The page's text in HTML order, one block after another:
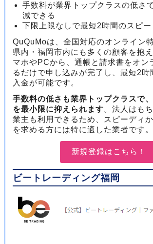
手数料が業界トップクラスの低さ
減できる
下限上限なしで最短2時間のスピ
QuQuMoは、全国対応のオンライン
県内・福岡市内にも多くの顧客を抱
マホやPCから、通帳と請求書をオン
るだけで申し込みが完了し、最短2時
入金が可能です。
手数料の低さも業界トップクラスで
を最小限に抑えられます。法人はも
業主も利用できるため、スピーディ
を求める方には特に適した業者です。
新規登録はこちら！
ビートレーディング福岡